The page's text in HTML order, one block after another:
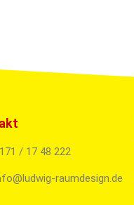
/ 17 48 222
raumdesign.de